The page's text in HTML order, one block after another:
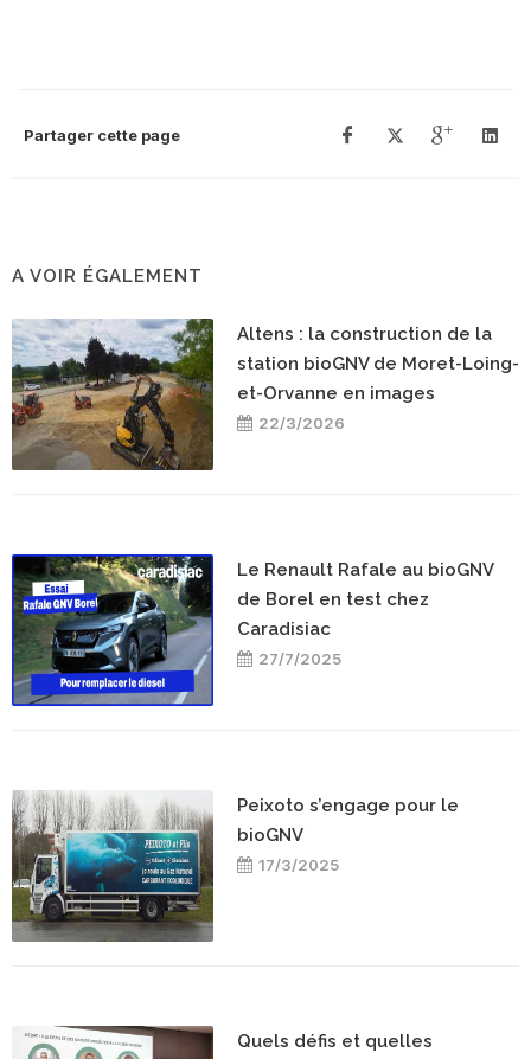
Partager cette page
A VOIR ÉGALEMENT
Altens : la construction de la
station bioGNV de Moret-Loing-
et-Orvanne en images
22/3/2026
Le Renault Rafale au bioGNV
de Borel en test chez
Caradisiac
27/7/2025
Peixoto s’engage pour le
bioGNV
17/3/2025
Quels défis et quelles